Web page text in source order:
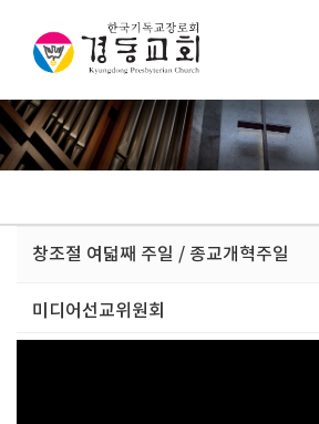
창조절 여덟째 주일 / 종교개혁주일
미디어선교위원회